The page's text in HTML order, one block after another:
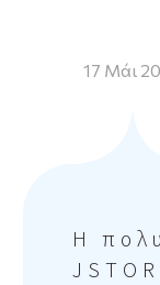
17 Μάι
Η